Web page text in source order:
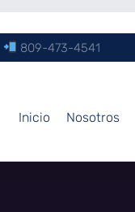
809-473-4541
Inicio Nosotros